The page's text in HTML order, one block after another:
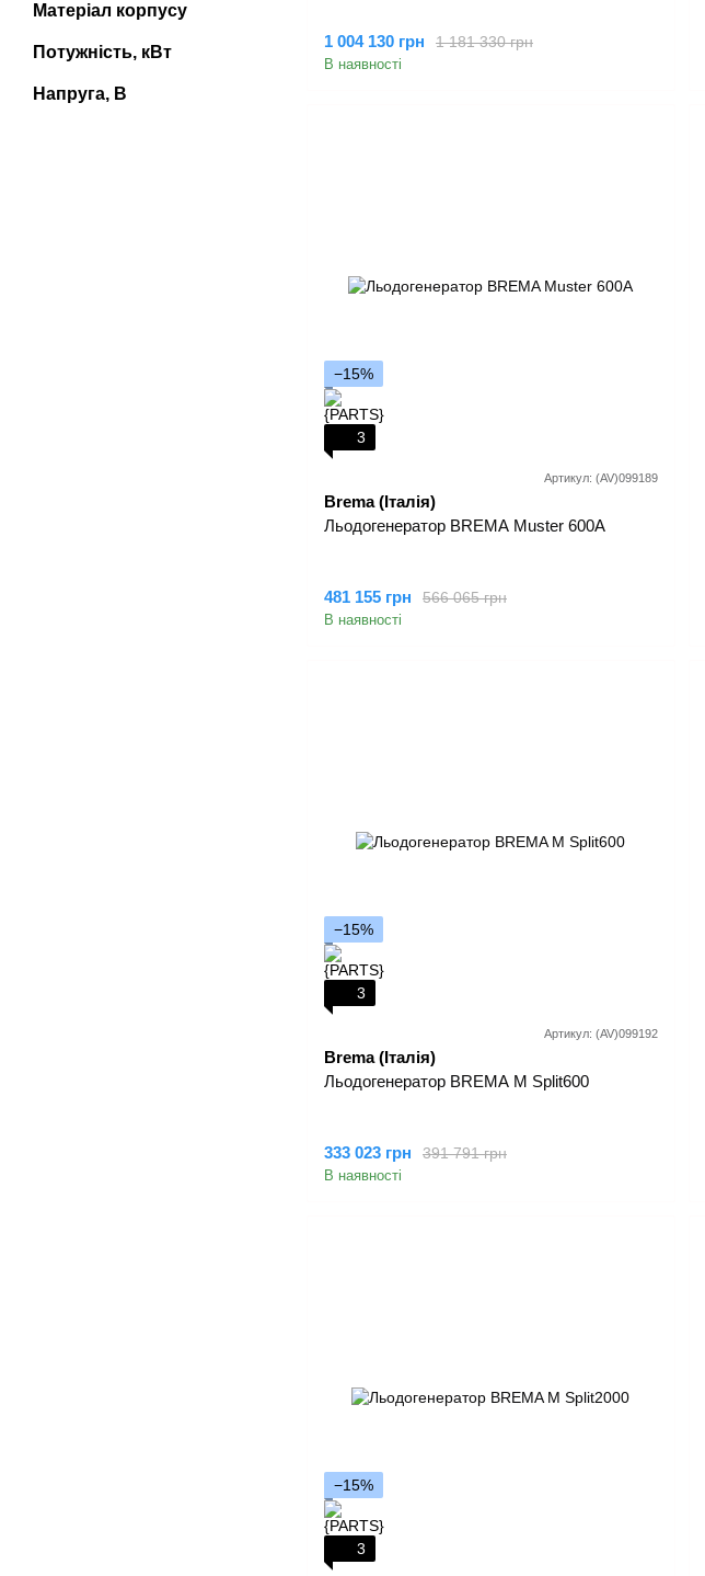
1 181 330 грн
1 004 130 грн
В наявності
−15%
3
Артикул: (AV)099189
Brema (Італія)
Льодогенератор BREMA Muster 600A
566 065 грн
481 155 грн
В наявності
−15%
3
Артикул: (AV)099192
Brema (Італія)
Льодогенератор BREMA M Split600
391 791 грн
333 023 грн
В наявності
−15%
3
Матеріал корпусу
Потужність, кВт
Напруга, В